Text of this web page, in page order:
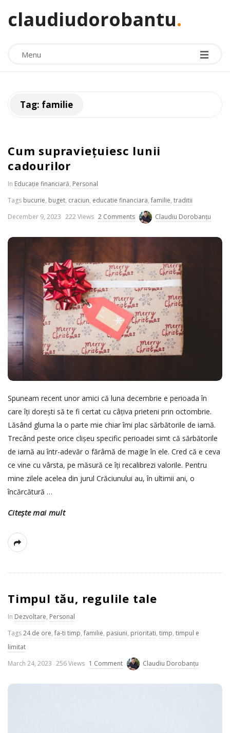
claudiudorobantu.
Menu
Tag: familie
Cum supraviețuiesc lunii
cadourilor
In Educație financiară, Personal
Tags bucurie, buget, craciun, educatie financiara, familie, traditii
P
b
h
D
t
e
December 9, 2023 222 Views 2 Comments Claudiu Dorobanțu
Spuneam recent unor amici că luna decembrie e perioada în
care îți dorești să te fi certat cu câțiva prieteni prin octombrie.
Lăsând gluma la o parte mie chiar îmi plac sărbătorile de iarnă.
Trecând peste orice clișeu specific perioadei simt că sărbătorile
de iarnă au într-adevăr o fărâmă de magie în ele. Cred că e ceva
ce vine cu vârsta, pe măsură ce îți recalibrezi valorile. Pentru
mine zilele acelea din jurul Crăciunului au, în ultimii ani, o
încărcătură …
Citește mai mult
Timpul tău, regulile tale
In Dezvoltare, Personal
Tags24 de ore, fa-ti timp, familie, pasiuni, prioritati, timp, timpul e
limitat
P
b
March 24, 2023 256 Views 1 Comment Claudiu Dorobanțu